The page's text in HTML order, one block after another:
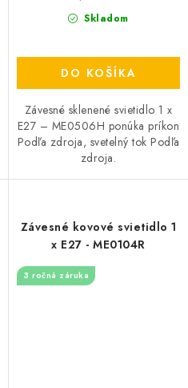
Skladom
DO KOŠÍKA
Závesné sklenené svietidlo 1 x
E27 – ME0506H ponúka príkon
Podľa zdroja, svetelný tok Podľa
zdroja.
Závesné kovové svietidlo 1
x E27 - ME0104R
3 ročná záruka